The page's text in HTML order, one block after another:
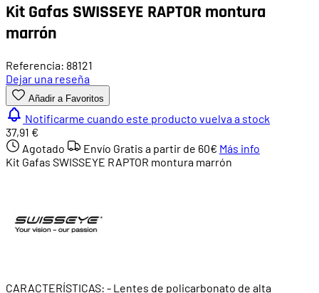
Kit Gafas SWISSEYE RAPTOR montura
marrón
Referencia: 88121
Dejar una reseña
Añadir a Favoritos
Notificarme cuando este producto vuelva a stock
37,91 €
Agotado
Envío Gratis a partir de 60€ Más info
Kit Gafas SWISSEYE RAPTOR montura marrón
CARACTERÍSTICAS: - Lentes de policarbonato de alta